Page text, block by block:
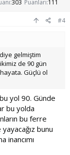
303 Puanları 111
#4
gelmiştim
de 90 gün
Güçlü ol
yol 90. Günde
bu yolda
bu ferre
bunu
inancımı